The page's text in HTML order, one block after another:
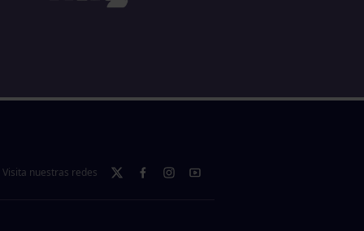
Visita nuestras redes